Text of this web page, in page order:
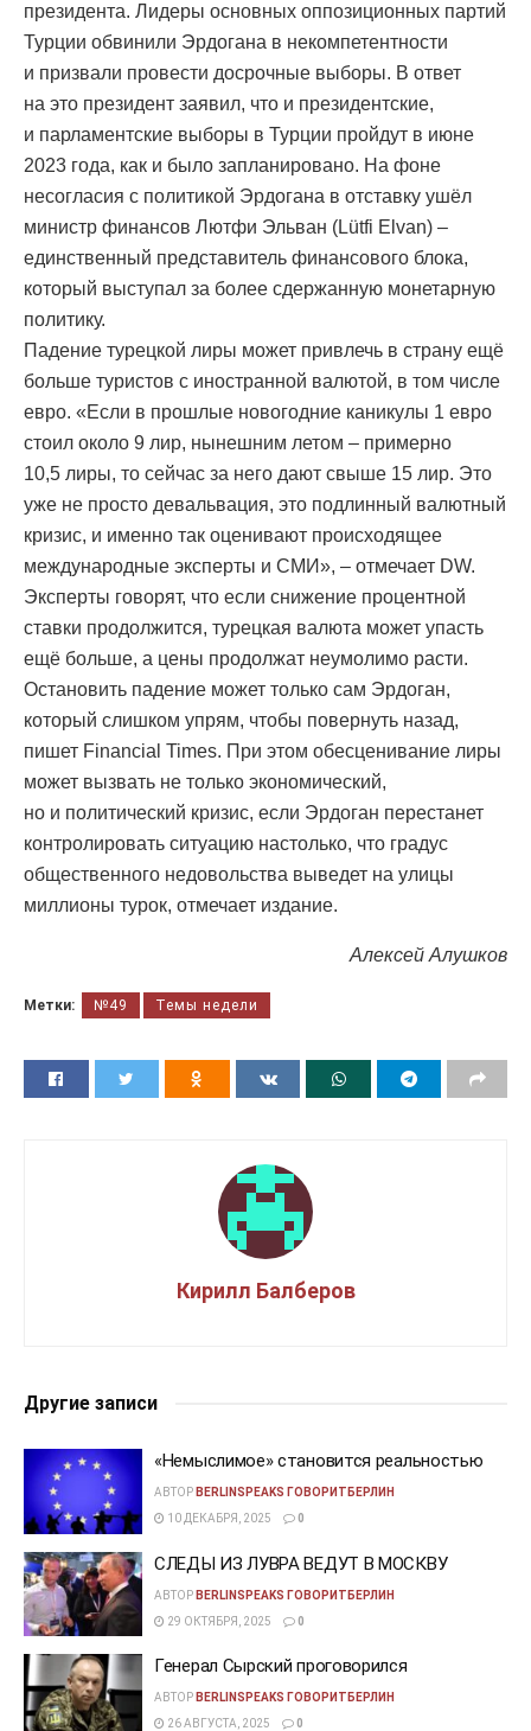
президента. Лидеры основных оппозиционных партий
Турции обвинили Эрдогана в некомпетентности
и призвали провести досрочные выборы. В ответ
на это президент заявил, что и президентские,
и парламентские выборы в Турции пройдут в июне
2023 года, как и было запланировано. На фоне
несогласия с политикой Эрдогана в отставку ушёл
министр финансов Лютфи Эльван (Lütfi Elvan) –
единственный представитель финансового блока,
который выступал за более сдержанную монетарную
политику.
Падение турецкой лиры может привлечь в страну ещё
больше туристов с иностранной валютой, в том числе
евро. «Если в прошлые новогодние каникулы 1 евро
стоил около 9 лир, нынешним летом – примерно
10,5 лиры, то сейчас за него дают свыше 15 лир. Это
уже не просто девальвация, это подлинный валютный
кризис, и именно так оценивают происходящее
международные эксперты и СМИ», – отмечает DW.
Эксперты говорят, что если снижение процентной
ставки продолжится, турецкая валюта может упасть
ещё больше, а цены продолжат неумолимо расти.
Остановить падение может только сам Эрдоган,
который слишком упрям, чтобы повернуть назад,
пишет Financial Times. При этом обесценивание лиры
может вызвать не только экономический,
но и политический кризис, если Эрдоган перестанет
контролировать ситуацию настолько, что градус
общественного недовольства выведет на улицы
миллионы турок, отмечает издание.
Алексей Алушков
Метки: №49 Темы недели
Кирилл Балберов
Другие записи
«Немыслимое» становится реальностью
АВТОР BERLINSPEAKS ГОВОРИТБЕРЛИН
10 ДЕКАБРЯ, 2025
0
СЛЕДЫ ИЗ ЛУВРА ВЕДУТ В МОСКВУ
АВТОР BERLINSPEAKS ГОВОРИТБЕРЛИН
29 ОКТЯБРЯ, 2025
0
Генерал Сырский проговорился
АВТОР BERLINSPEAKS ГОВОРИТБЕРЛИН
26 АВГУСТА, 2025
0